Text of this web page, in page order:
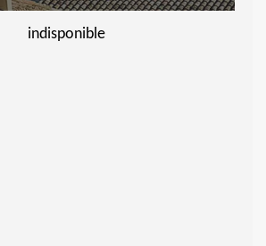
indisponible